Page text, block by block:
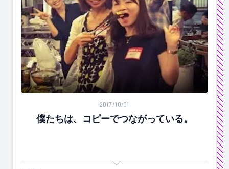
2017/10/01
僕たちは、コピーでつながっている。